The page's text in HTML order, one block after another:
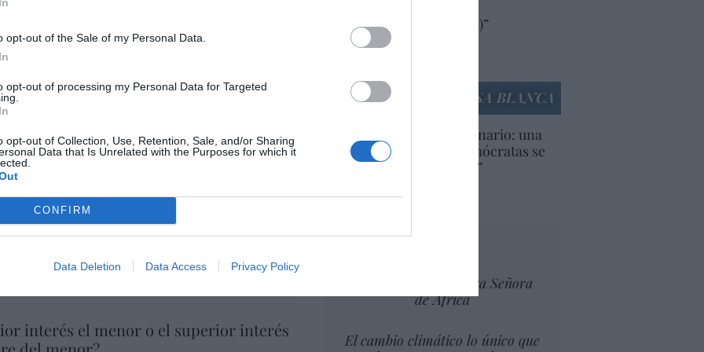
opt-out of the Sale of my Personal Data.
opt-out of processing my Personal Data for Targeted
opt-out of Collection, Use, Retention, Sale, and/or Sharing
Data that Is Unrelated with the Purposes for which it
CONFIRM
Data Deletion Data Access Privacy Policy
de la china MG dispara ingresos (+59%) y
en España, pero reduce por primera
del partido gobernante de
interés el menor o el superior interés
americanas (y europeas)”
por Ana Sánchez Arjona
LA CASA BLANCA
EEUU. Inquietante escenario: una
tercera parte de los demócratas se
define como “socialista”
Ceuta celebra Nuestra Señora
de África
El cambio climático lo único que